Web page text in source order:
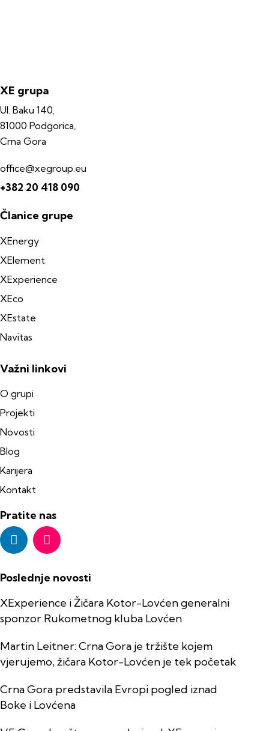
XE grupa
Ul. Baku 140,
81000 Podgorica,
Crna Gora
office@xegroup.eu
+382 20 418 090
Članice grupe
XEnergy
XElement
XExperience
XEco
XEstate
Navitas
Važni linkovi
O grupi
Projekti
Novosti
Blog
Karijera
Kontakt
Pratite nas
Poslednje novosti
XExperience i Žičara Kotor-Lovćen generalni
sponzor Rukometnog kluba Lovćen
Martin Leitner: Crna Gora je tržište kojem
vjerujemo, žičara Kotor-Lovćen je tek početak
Crna Gora predstavila Evropi pogled iznad
Boke i Lovćena